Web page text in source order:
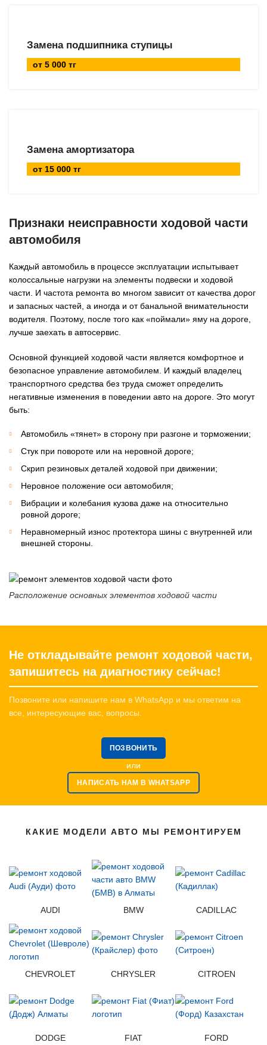
Замена подшипника ступицы
от 5 000 тг
Замена амортизатора
от 15 000 тг
Признаки неисправности ходовой части
автомобиля
Каждый автомобиль в процессе эксплуатации испытывает
колоссальные нагрузки на элементы подвески и ходовой
части. И частота ремонта во многом зависит от качества дорог
и запасных частей, а иногда и от банальной внимательности
водителя. Поэтому, после того как «поймали» яму на дороге,
лучше заехать в автосервис.
Основной функцией ходовой части является комфортное и
безопасное управление автомобилем. И каждый владелец
транспортного средства без труда сможет определить
негативные изменения в поведении авто на дороге. Это могут
быть:
Автомобиль «тянет» в сторону при разгоне и торможении;
Стук при повороте или на неровной дороге;
Скрип резиновых деталей ходовой при движении;
Неровное положение оси автомобиля;
Вибрации и колебания кузова даже на относительно
ровной дороге;
Неравномерный износ протектора шины с внутренней или
внешней стороны.
Расположение основных элементов ходовой части
Не откладывайте ремонт ходовой части,
запишитесь на диагностику сейчас!
Позвоните или напишите нам в WhatsApp и мы ответим на
все, интересующие вас, вопросы.
ПОЗВОНИТЬ
или
НАПИСАТЬ НАМ В WHATSAPP
КАКИЕ МОДЕЛИ АВТО МЫ РЕМОНТИРУЕМ
AUDI BMW CADILLAC
CHEVROLET CHRYSLER CITROEN
DODGE FIAT FORD